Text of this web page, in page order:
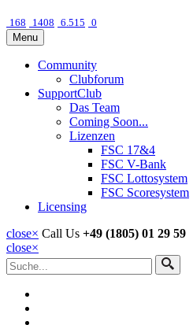
168 1408 6.515 0
Menu
Community
Clubforum
SupportClub
Das Team
Coming Soon...
Lizenzen
FSC 17&4
FSC V-Bank
FSC Lottosystem
FSC Scoresystem
Licensing
close× Call Us +49 (1805) 01 29 59
close×